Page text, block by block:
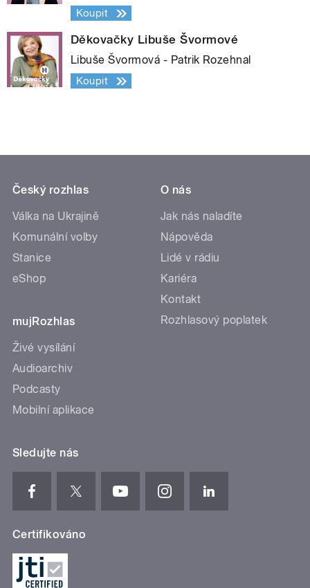
Koupit
Děkovačky Libuše Švormové
Libuše Švormová - Patrik Rozehnal
Koupit
Český rozhlas
Válka na Ukrajině
Komunální volby
Stanice
eShop
mujRozhlas
Živé vysílání
Audioarchiv
Podcasty
Mobilní aplikace
O nás
Jak nás naladíte
Nápověda
Lidé v rádiu
Kariéra
Kontakt
Rozhlasový poplatek
Sledujte nás
Certifikováno